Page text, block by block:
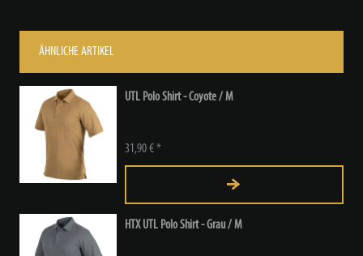
ÄHNLICHE ARTIKEL
UTL Polo Shirt - Coyote / M
31,90 € *
HTX UTL Polo Shirt - Grau / M